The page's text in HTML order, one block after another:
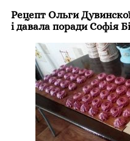
Рецепт Ольги
і давала поради Софія